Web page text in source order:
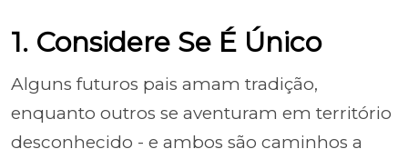
1. Considere Se É Único
Alguns futuros pais amam tradição,
enquanto outros se aventuram em território
desconhecido - e ambos são caminhos a